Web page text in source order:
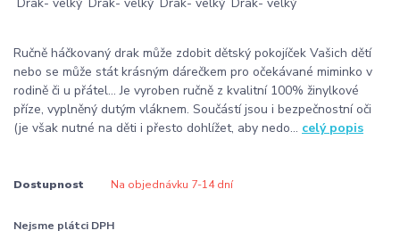
Ručně háčkovaný drak může zdobit dětský pokojíček Vašich dětí
nebo se může stát krásným dárečkem pro očekávané miminko v
rodině či u přátel... Je vyroben ručně z kvalitní 100% žinylkové
příze, vyplněný dutým vláknem. Součástí jsou i bezpečnostní oči
(je však nutné na děti i přesto dohlížet, aby nedo... celý popis
Dostupnost Na objednávku 7-14 dní
Nejsme plátci DPH